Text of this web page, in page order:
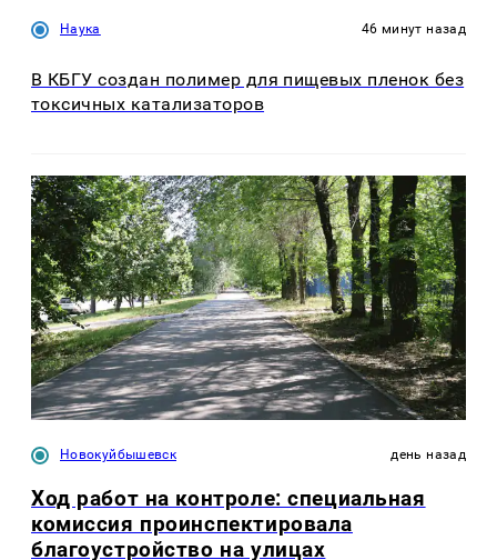
Наука 46 минут назад
В КБГУ создан полимер для пищевых пленок без
токсичных катализаторов
Новокуйбышевск день назад
Ход работ на контроле: специальная
комиссия проинспектировала
благоустройство на улицах